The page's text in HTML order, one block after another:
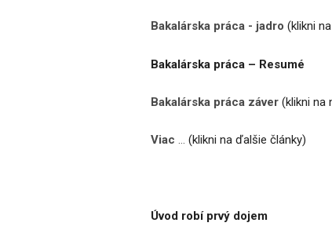
Bakalárska práca - jadro (klikni
Bakalárska práca – Resumé
Bakalárska práca záver (klikni na
Viac … (klikni na ďalšie články)
Úvod robí prvý dojem